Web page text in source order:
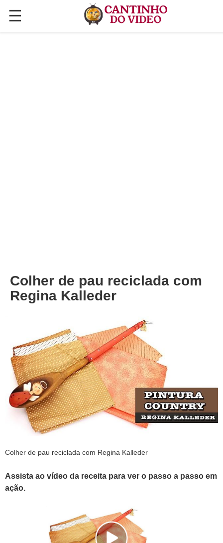
☰
✕
Colher de pau reciclada com
Regina Kalleder
Colher de pau reciclada com Regina Kalleder
Assista ao vídeo da receita para ver o passo a passo em
ação.